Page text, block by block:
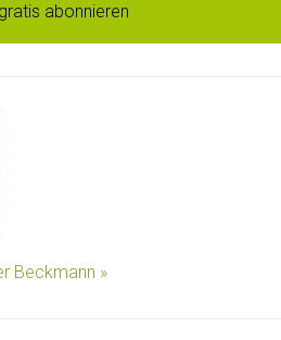
abonnieren
Beckmann »